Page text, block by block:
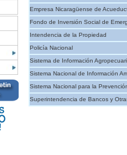
Empresa Nicaragüense de
Fondo de Inversión Social de
Intendencia de la Propiedad
Policía Nacional
Sistema de Información
Sistema Nacional de Información
Sistema Nacional para la
Superintendencia de Bancos y